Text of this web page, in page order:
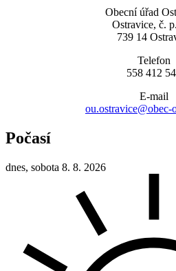
Obecní úřad
Ostravice, č.
739 14
Telefon
558 412
E-mail
ou.ostravice@obec-
Počasí
dnes, sobota 8. 8. 2026